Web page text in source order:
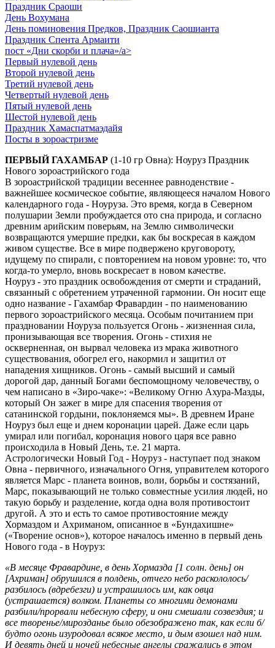
Праздник Сраоши
День Вохумана
День поминовения Предков, Праздник Саошианта
Праздник Спента Армаити
пост «Дни скорби и плача»/a>
Первый нулевой день
Второй нулевой день
Третий нулевой день
Четвертый нулевой день
Пятый нулевой день
Шестой нулевой день
Праздник Хамаспатмаэдайя
Посты в зороастризме
ПЕРВЫЙ ГАХАМБАР (1-10 гр Овна): Ноуруз Праздник
Нового зороастрийского года
В зороастрийской традиции весеннее равноденствие -
важнейшее космическое событие, являющееся началом Нового
календарного года - Ноуруза. Это время, когда в Северном
полушарии Земли пробуждается ото сна природа, и согласно
древним арийским поверьям, на Землю символически
возвращаются умершие предки, как бы воскресая в каждом
живом существе. Все в мире подвержено круговороту,
идущему по спирали, с повторением на новом уровне: то, что
когда-то умерло, вновь воскресает в новом качестве.
Ноуруз - это праздник освобождения от смерти и страданий,
связанный с обретением утраченной гармонии. Он носит еще
одно название - Гахамбар Фравардин - по наименованию
первого зороастрийского месяца. Особым почитанием при
праздновании Ноуруза пользуется Огонь - жизненная сила,
пронизывающая все творения. Огонь - стихия не
оскверненная, он вырвал человека из мрака животного
существования, обогрел его, накормил и защитил от
нападения хищников. Огонь - самый высший и самый
дорогой дар, данный Богами беспомощному человечеству, о
чем написано в «Зиро-чаке»: «Великому Огню Ахура-Мазды,
который Он зажег в мире для спасения творения от
сатанинской гордыни, поклоняемся мы». В древнем Иране
Ноуруз был еще и днем коронации царей. Даже если царь
умирал или погибал, коронация нового царя все равно
происходила в Новый День, т.е. 21 марта.
Астрологически Новый Год - Ноуруз - наступает под знаком
Овна - первичного, изначального Огня, управителем которого
является Марс - планета воинов, воли, борьбы и состязаний,
Марс, показывающий не только совместные усилия людей, но
такую борьбу и разделение, когда одна воля противостоит
другой. А это и есть то самое противостояние между
Хормаздом и Ахриманом, описанное в «Бундахишне»
(«Творение основ»), которое началось именно в первый день
Нового года - в Ноуруз:
«В месяце Фравардине, в день Хормазда [1 солн. день] он
[Ахриман] обрушился в полдень, отчего небо раскололось/
разбилось (вдребезги) и устрашилось им, как овца
(устрашается) волком. Планеты со многими демонами
разбили/прорвали небесную сферу, и они смешали созвездия; и
все творенье/мирозданье было обезображено так, как если б/
будто огонь изуродовал всякое место, и дым взошел над ним.
И девять дней и ночей небесные ангелы сражались в этом